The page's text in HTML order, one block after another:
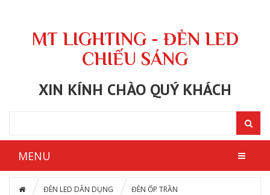
MT LIGHTING - ĐÈN LED
CHIẾU SÁNG
XIN KÍNH CHÀO QUÝ KHÁCH
MENU
ĐÈN LED DÂN DỤNG ĐÈN ỐP TRẦN